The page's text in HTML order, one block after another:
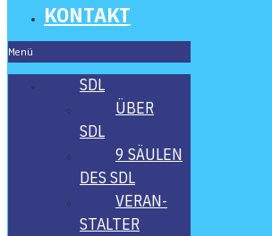
KON­TAKT
Menü
SDL
ÜBER
SDL
9 SÄU­LEN
DES SDL
VER­AN­
STAL­TER